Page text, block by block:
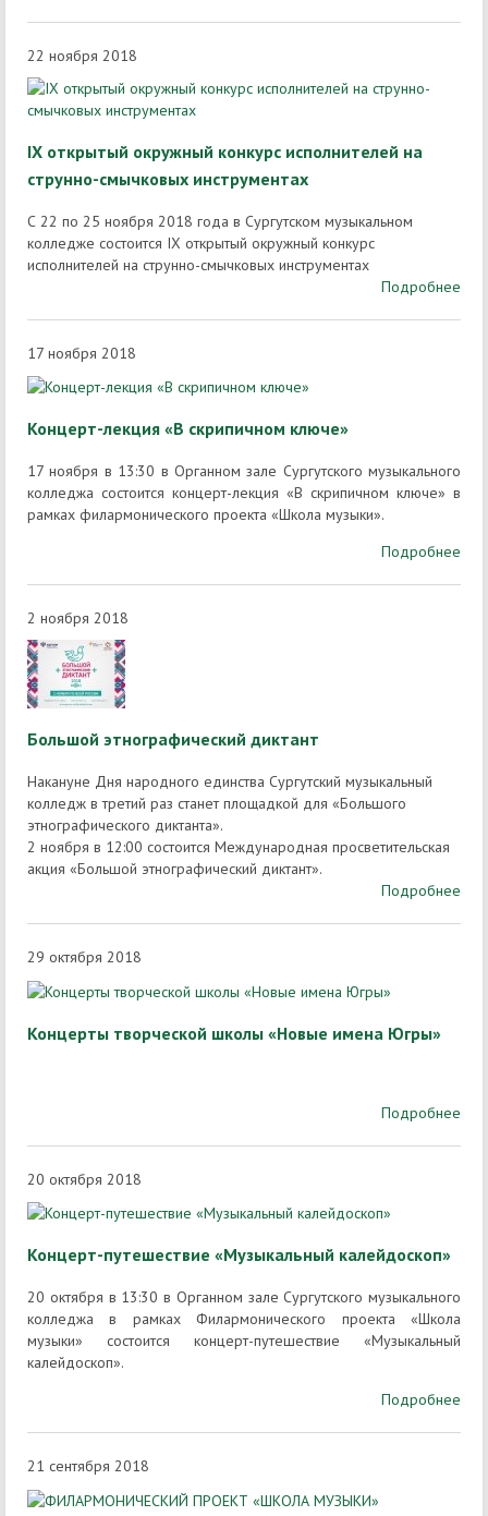
22 ноября 2018
IX открытый окружный конкурс исполнителей на
струнно-смычковых инструментах
С 22 по 25 ноября 2018 года в Сургутском музыкальном
колледже состоится IX открытый окружный конкурс
исполнителей на струнно-смычковых инструментах
Подробнее
17 ноября 2018
Концерт-лекция «В скрипичном ключе»
17 ноября в 13:30 в Органном зале Сургутского музыкального
колледжа состоится концерт-лекция «В скрипичном ключе» в
рамках филармонического проекта «Школа музыки».
Подробнее
2 ноября 2018
Большой этнографический диктант
Накануне Дня народного единства Сургутский музыкальный
колледж в третий раз станет площадкой для «Большого
этнографического диктанта».
2 ноября в 12:00 состоится Международная просветительская
акция «Большой этнографический диктант».
Подробнее
29 октября 2018
Концерты творческой школы «Новые имена Югры»
Подробнее
20 октября 2018
Концерт-путешествие «Музыкальный калейдоскоп»
20 октября в 13:30 в Органном зале Сургутского музыкального
колледжа в рамках Филармонического проекта «Школа
музыки» состоится концерт-путешествие «Музыкальный
калейдоскоп».
Подробнее
21 сентября 2018